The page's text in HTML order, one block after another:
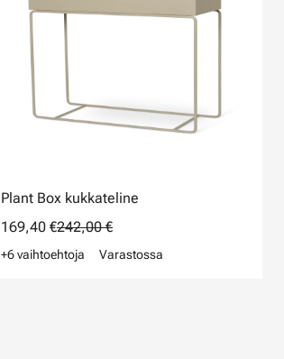
Plant Box kukkateline
169,40 €242,00 €
+6 vaihtoehtoja Varastossa